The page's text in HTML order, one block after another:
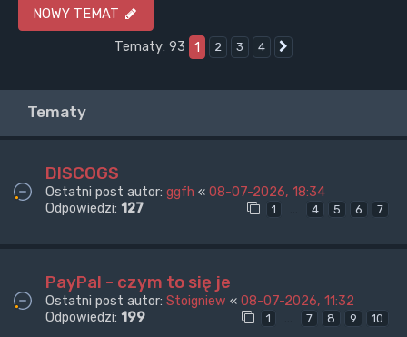
NOWY TEMAT
Tematy: 93
1 2 3 4
Tematy
DISCOGS
Ostatni post autor: ggfh « 08-07-2026, 18:34
Odpowiedzi: 127 1 … 4 5 6 7
PayPal - czym to się je
Ostatni post autor: Stoigniew « 08-07-2026, 11:32
Odpowiedzi: 199 1 … 7 8 9 10